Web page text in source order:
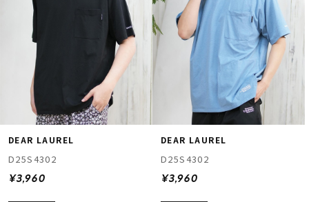
DEAR LAUREL
D25S4302
¥3,960
DEAR LAUREL
D25S4302
¥3,960